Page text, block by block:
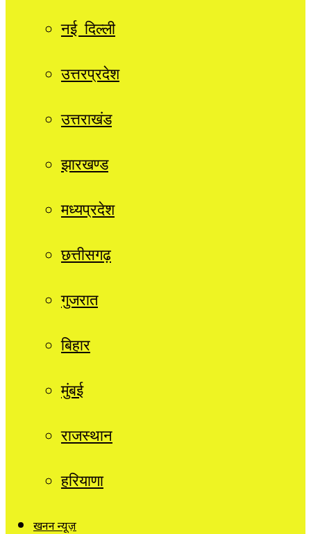
नई दिल्ली
उत्तरप्रदेश
उत्तराखंड
झारखण्ड
मध्यप्रदेश
छत्तीसगढ़
गुजरात
बिहार
मुंबई
राजस्थान
हरियाणा
खनन न्यूज़